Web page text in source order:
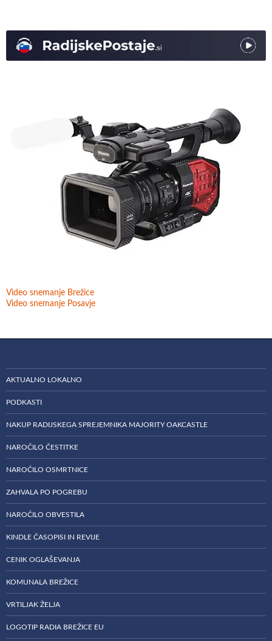
Video snemanje Brežice
Video snemanje Posavje
AKTUALNO LOKALNO
PODKASTI
NAKUP RADIJSKEGA SPREJEMNIKA MAJORITY OAKCASTLE
NAROČILO ČESTITKE
NAROČILO OSMRTNICE
ZAHVALA PO POGREBU
NAROČILO OBVESTILA
KINDLE ČASOPISI IN REVIJE
CENIK OGLAŠEVANJA
KOMUNALA BREŽICE
VRTILJAK ŽELJA
LOGOTIP RADIA BREŽICE EU